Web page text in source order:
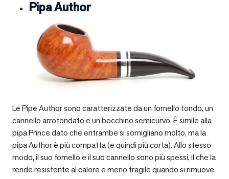
Pipa Author
Le Pipe Author sono caratterizzate da un fornello tondo, un
cannello arrotondato e un bocchino semicurvo. È simile alla
pipa Prince dato che entrambe si somigliano molto, ma la
pipa Author è più compatta (e quindi più corta). Allo stesso
modo, il suo fornello e il suo cannello sono più spessi, il che la
rende resistente al calore e meno fragile quando si rimuove